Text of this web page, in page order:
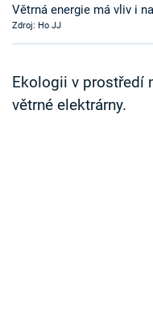
Sledujte nás
Větrná energie má vliv i
Zdroj: Ho JJ
Ekologii v prostředí
větrné elektrárny.